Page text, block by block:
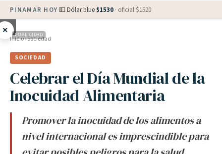
PINAMAR HOY·💵 Dólar blue $1530 · oficial $1520
× PUBLICIDAD
Inicio›Sociedad
SOCIEDAD
Celebrar el Día Mundial de la
Inocuidad Alimentaria
Promover la inocuidad de los alimentos a
nivel internacional es imprescindible para